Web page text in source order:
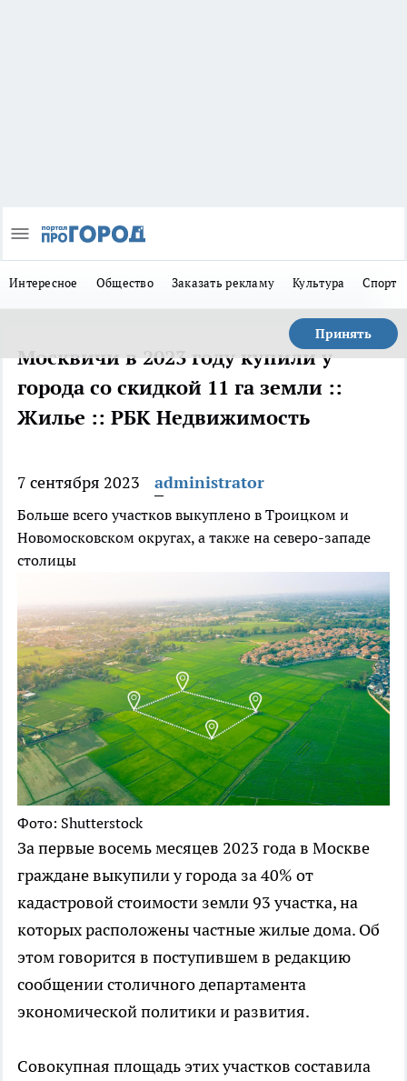
Интересное Общество Заказать рекламу Культура Спорт
Принять
Москвичи в 2023 году купили у
города со скидкой 11 га земли ::
Жилье :: РБК Недвижимость
7 сентября 2023 administrator
Больше всего участков выкуплено в Троицком и
Новомосковском округах, а также на северо-западе
столицы
Фото: Shutterstock
За первые восемь месяцев 2023 года в Москве
граждане выкупили у города за 40% от
кадастровой стоимости земли 93 участка, на
которых расположены частные жилые дома. Об
этом говорится в поступившем в редакцию
сообщении столичного департамента
экономической политики и развития.
Совокупная площадь этих участков составила